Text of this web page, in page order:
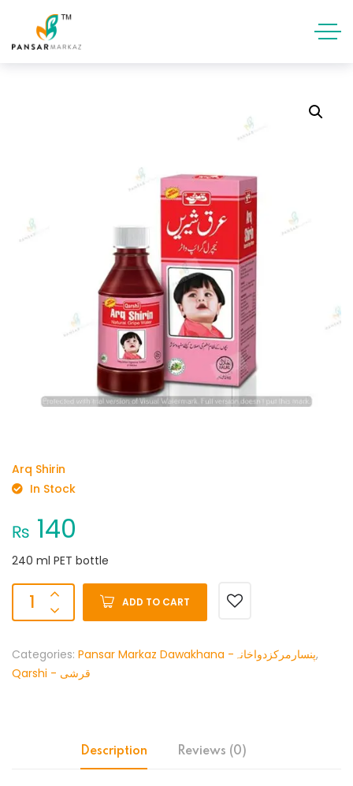
Arq Shirin
In Stock
₨ 140
240 ml PET bottle
ADD TO CART
Categories: Pansar Markaz Dawakhana -پنسارمرکزدواخانہ,
Qarshi - قرشی
Description Reviews (0)